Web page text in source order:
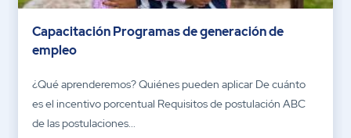
Capacitación Programas de generación de
empleo
¿Qué aprenderemos? Quiénes pueden aplicar De cuánto
es el incentivo porcentual Requisitos de postulación ABC
de las postulaciones...